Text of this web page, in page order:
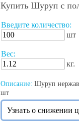
Купить Шуруп с
Введите количество:
шт
Вес:
кг.
Описание: Шуруп
шт
Узнать о снижении